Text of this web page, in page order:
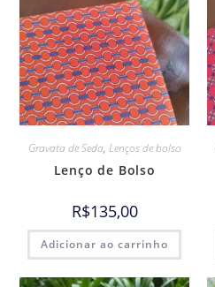
Gravata de Seda, Lenços de bolso
Lenço de Bolso
R$135,00
Adicionar ao carrinho